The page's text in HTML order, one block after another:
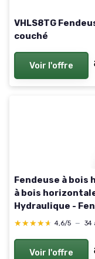
VHLS8TG
couché
Voir l'offre
Fendeuse à bois
à bois
Hydraulique -
Premium -
★★★★★
★★★★★ 4,6/5 — 34
Voir l'offre